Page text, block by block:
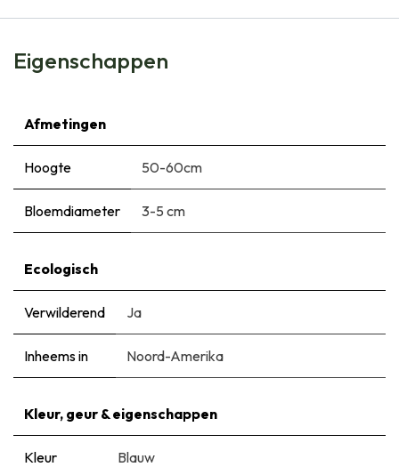
Eigenschappen
Afmetingen
Hoogte 50-60cm
Bloemdiameter 3-5 cm
Ecologisch
Verwilderend Ja
Inheems in Noord-Amerika
Kleur, geur & eigenschappen
Kleur Blauw